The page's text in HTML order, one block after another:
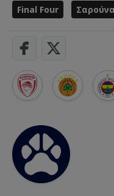
Final Four